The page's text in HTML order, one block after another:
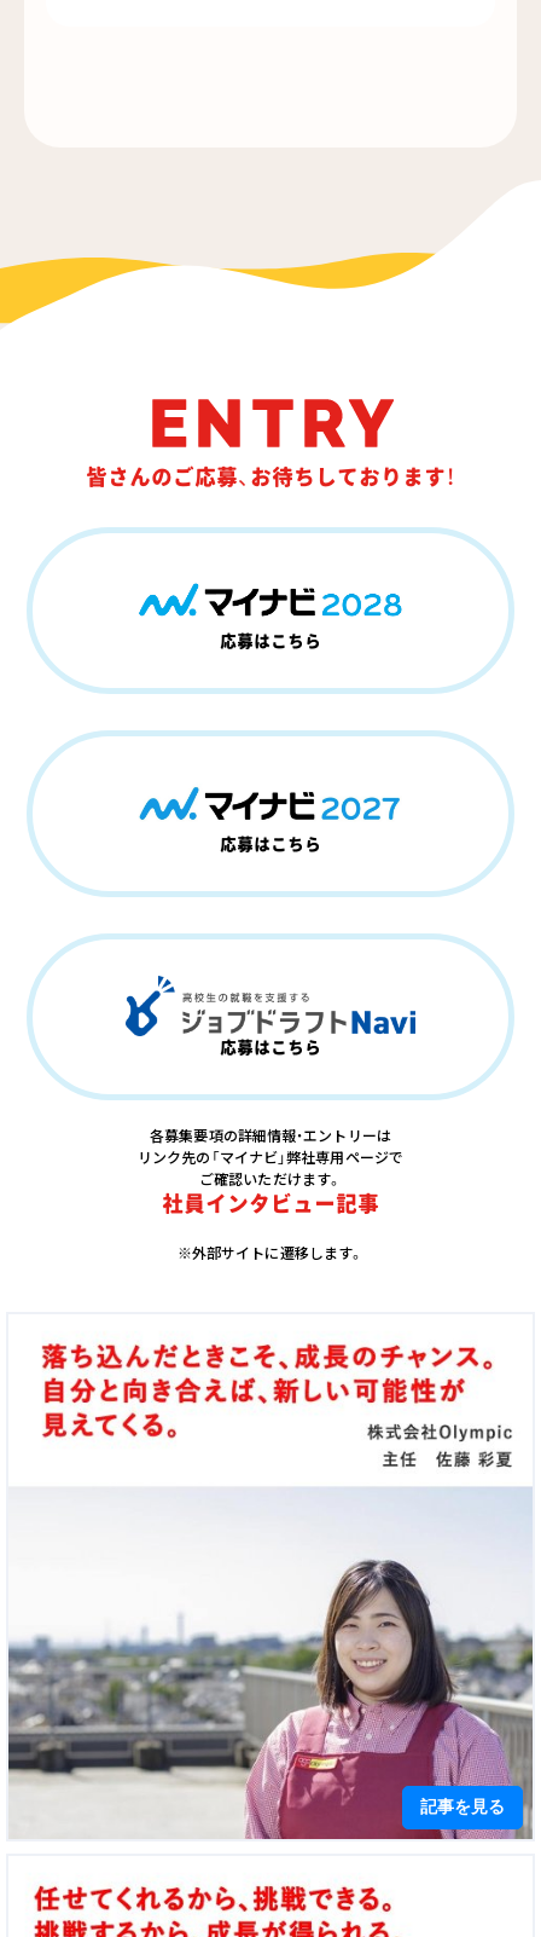
ENTRY
皆さんのご応募、お待ちしております！
応募はこちら
応募はこちら
応募はこちら
各募集要項の詳細情報・エントリーは
リンク先の「マイナビ」弊社専用ページで
ご確認いただけます。
社員インタビュー記事
※外部サイトに遷移します。